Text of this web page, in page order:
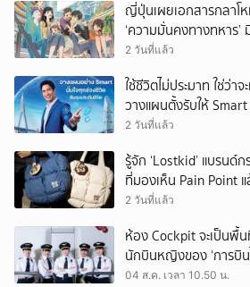
ญี่ปุ่นเผยเอกสารกลาโ
‘ความมั่นคงทางทหาร
จีนเตือน ขออย่าซ้ำรอยป
2 วันที่แล้ว
ใช้ชีวิตไม่ประมาท ใช่ว่า
วางแผนตั้งรับให้
2 วันที่แล้ว
รู้จัก ‘Lostkid’ แบรนด์
ที่มองเห็น Pain Point
2 วันที่แล้ว
ห้อง Cockpit จะเป็น
นักบินหญิงของ ‘การบิ
บินไปทั่วโลก
04 ส.ค. เวลา 10.50 น.